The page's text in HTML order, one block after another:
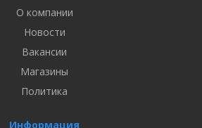
О компании
Новости
Вакансии
Магазины
Политика
Информация